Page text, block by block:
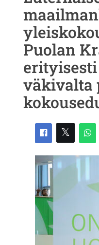
Puolan
väkivalta